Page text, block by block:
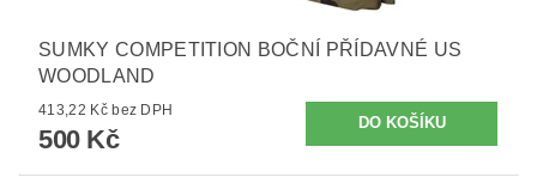
SUMKY COMPETITION BOČNÍ PŘÍDAVNÉ US
WOODLAND
413,22 Kč bez DPH
500 Kč